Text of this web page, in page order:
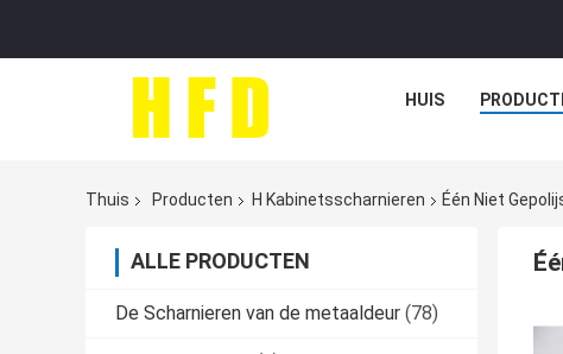
HUIS
Thuis Producten H Kabinetsscharnieren Één Niet
ALLE PRODUCTEN
De Scharnieren van de metaaldeur (78)